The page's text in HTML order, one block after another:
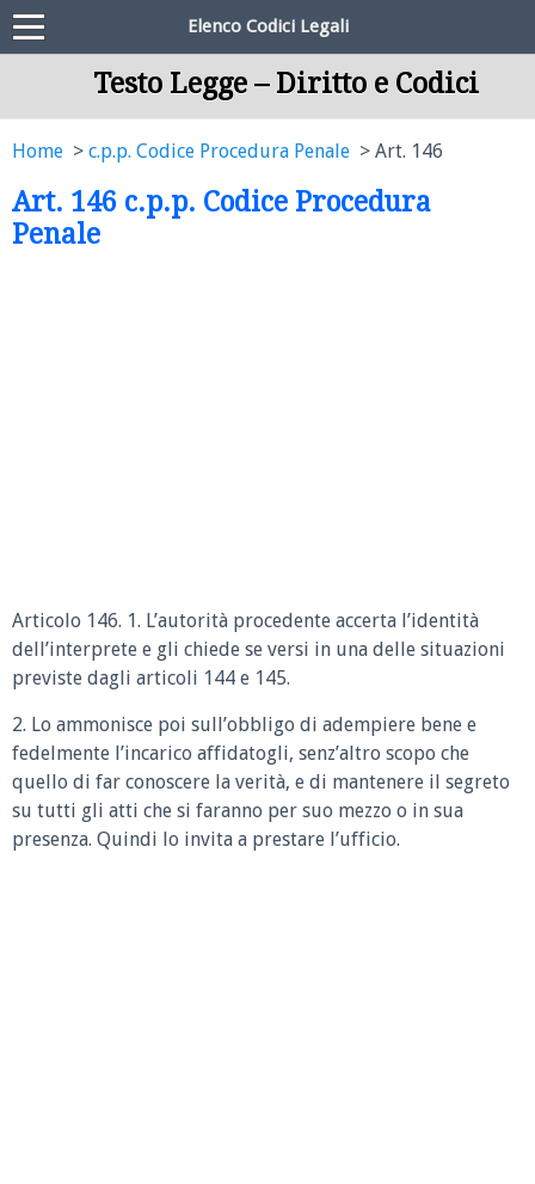
Elenco Codici Legali
Testo Legge – Diritto e Codici
Home c.p.p. Codice Procedura Penale Art. 146
Art. 146 c.p.p. Codice Procedura
Penale
Articolo 146. 1. L’autorità procedente accerta l’identità
dell’interprete e gli chiede se versi in una delle situazioni
previste dagli articoli 144 e 145.
2. Lo ammonisce poi sull’obbligo di adempiere bene e
fedelmente l’incarico affidatogli, senz’altro scopo che
quello di far conoscere la verità, e di mantenere il segreto
su tutti gli atti che si faranno per suo mezzo o in sua
presenza. Quindi lo invita a prestare l’ufficio.